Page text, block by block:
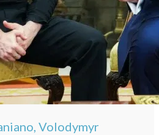
Volodymyr